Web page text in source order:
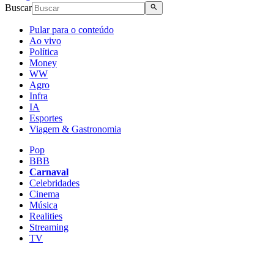
Buscar
Pular para o conteúdo
Ao vivo
Política
Money
WW
Agro
Infra
IA
Esportes
Viagem & Gastronomia
Pop
BBB
Carnaval
Celebridades
Cinema
Música
Realities
Streaming
TV